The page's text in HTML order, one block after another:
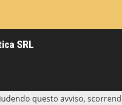
SRL
questo avviso,